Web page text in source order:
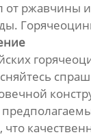
ржавчины